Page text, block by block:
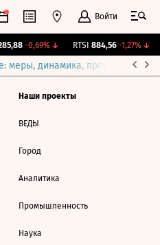
Войти
-0,69%↓ RTSI 884,56 -1,27%↓
меры, динамика, прогнозы
Наши проекты
ВЕДЫ
Город
Аналитика
Промышленность
Наука